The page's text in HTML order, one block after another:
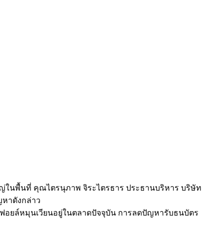
นพื้นที่ คุณไตรนุภาพ จิระไตรธาร ประธานบริหาร บริษัท
าดังกล่าว
อยล์หมุนเวียนอยู่ในตลาดปัจจุบัน การลดปัญหารับธนบัตร